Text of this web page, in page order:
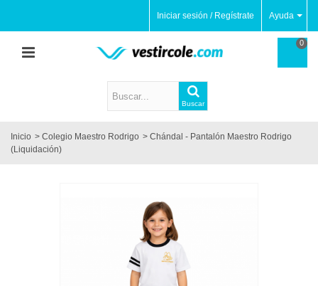
Ayuda
Iniciar sesión / Regístrate
0
Buscar
Inicio > Colegio Maestro Rodrigo > Chándal - Pantalón Maestro Rodrigo
(Liquidación)